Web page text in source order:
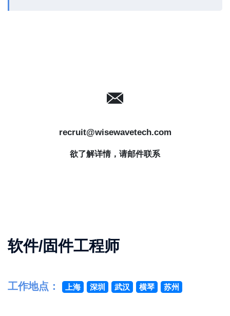
recruit@wisewavetech.com
欲了解详情，请邮件联系
软件/固件工程师
工作地点： 上海 深圳 武汉 横琴 苏州